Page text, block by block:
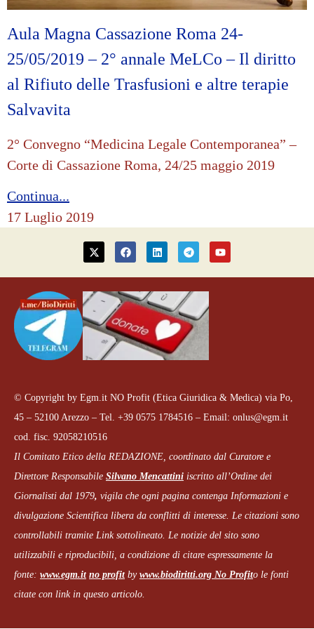
Aula Magna Cassazione Roma 24-
25/05/2019 – 2° annale MeLCo – Il diritto
al Rifiuto delle Trasfusioni e altre terapie
Salvavita
2° Convegno “Medicina Legale Contemporanea” –
Corte di Cassazione Roma, 24/25 maggio 2019
Continua...
17 Luglio 2019
© Copyright by Egm.it NO Profit (Etica Giuridica & Medica) via Po,
45 – 52100 Arezzo – Tel. +39 0575 1784516 – Email: onlus@egm.it
cod. fisc. 92058210516
Il Comitato Etico della REDAZIONE, coordinato dal Curatore e
Direttore Responsabile Silvano Mencattini iscritto all’Ordine dei
Giornalisti dal 1979, vigila che ogni pagina contenga Informazioni e
divulgazione Scientifica libera da conflitti di interesse. Le citazioni sono
controllabili tramite Link sottolineato. Le notizie del sito sono
utilizzabili e riproducibili, a condizione di citare espressamente la
fonte: www.egm.it no profitby www.biodiritti.org No Profito le fonti
citate con link in questo articolo.